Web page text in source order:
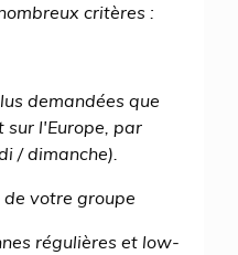
critères :
demandées que
sur l'Europe, par
/ dimanche).
votre groupe
régulières et low-